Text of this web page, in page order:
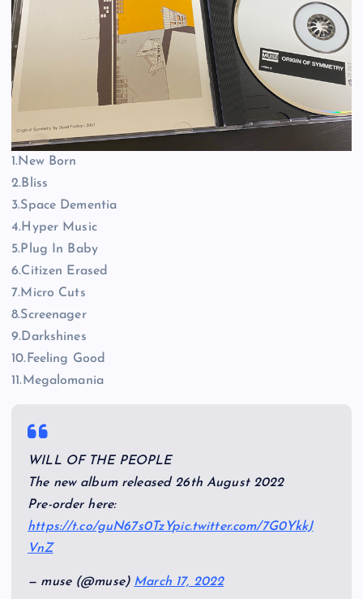
1.New Born
2.Bliss
3.Space Dementia
4.Hyper Music
5.Plug In Baby
6.Citizen Erased
7.Micro Cuts
8.Screenager
9.Darkshines
10.Feeling Good
11.Megalomania
WILL OF THE PEOPLE
The new album released 26th August 2022
Pre-order here:
https://t.co/guN67s0TzYpic.twitter.com/7G0YkkJ
VnZ
— muse (@muse) March 17, 2022